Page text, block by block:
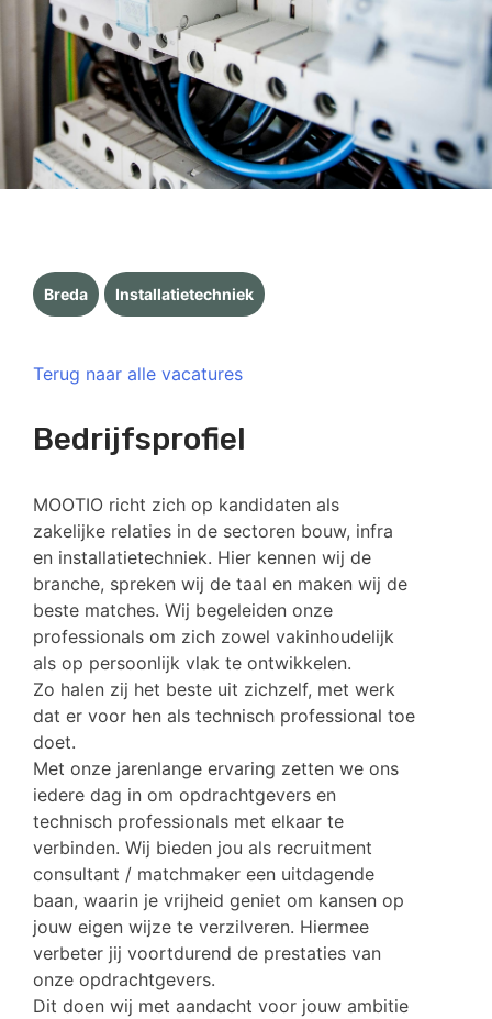
Breda Installatietechniek
Terug naar alle vacatures
Bedrijfsprofiel
MOOTIO richt zich op kandidaten als
zakelijke relaties in de sectoren bouw, infra
en installatietechniek. Hier kennen wij de
branche, spreken wij de taal en maken wij de
beste matches. Wij begeleiden onze
professionals om zich zowel vakinhoudelijk
als op persoonlijk vlak te ontwikkelen.
Zo halen zij het beste uit zichzelf, met werk
dat er voor hen als technisch professional toe
doet.
Met onze jarenlange ervaring zetten we ons
iedere dag in om opdrachtgevers en
technisch professionals met elkaar te
verbinden. Wij bieden jou als recruitment
consultant / matchmaker een uitdagende
baan, waarin je vrijheid geniet om kansen op
jouw eigen wijze te verzilveren. Hiermee
verbeter jij voortdurend de prestaties van
onze opdrachtgevers.
Dit doen wij met aandacht voor jouw ambitie